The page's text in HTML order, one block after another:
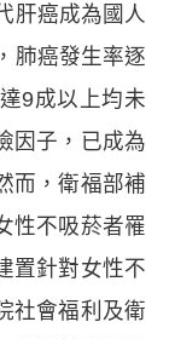
肝癌成為國人
肺癌發生率逐
9成以上均未
因子，已成為
而，衛福部補
性不吸菸者罹
置針對女性不
社會福利及衛